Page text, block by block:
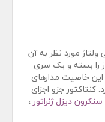
مورد نظر به آن
را بسته و یک سری
این خاصیت مدارهای
کنتاکتور جزو اجزای
سنکرون دیزل ژنراتور،